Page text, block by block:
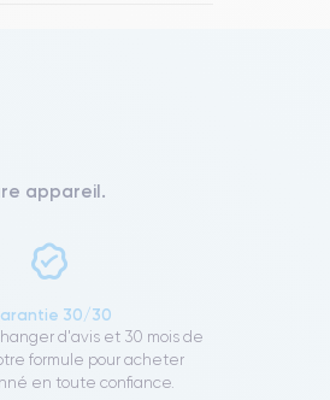
appareil.
30/30
d'avis et 30 mois de
formule pour acheter
en toute confiance.